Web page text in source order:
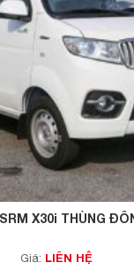
X30i THÙNG
Giá: LIÊN HỆ